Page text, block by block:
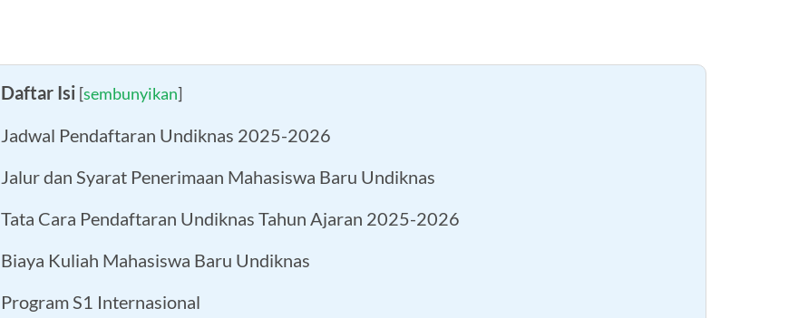
Daftar Isi [sembunyikan]
Jadwal Pendaftaran Undiknas 2025-2026
Jalur dan Syarat Penerimaan Mahasiswa Baru Undiknas
Tata Cara Pendaftaran Undiknas Tahun Ajaran 2025-2026
Biaya Kuliah Mahasiswa Baru Undiknas
Program S1 Internasional